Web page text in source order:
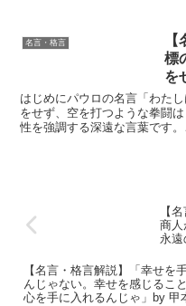
名言・格言
標
を
な
得
はじめにパウロの名言「わた
をせず、空を打つような拳闘
性を強調する深遠な言葉です
【
商人
永遠
に、
じゃ
by
【名言・格言解説】「幸せを
んじゃない。幸せを感じるこ
心を手に入れるんじゃ」by 甲